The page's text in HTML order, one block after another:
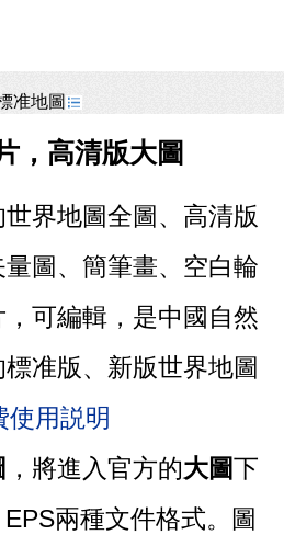
准地圖
，高清版大圖
界地圖全圖、高清版
圖、簡筆畫、空白輪
可編輯，是中國自然
准版、新版世界地圖
使用説明
，將進入官方的大圖下
兩種文件格式。圖